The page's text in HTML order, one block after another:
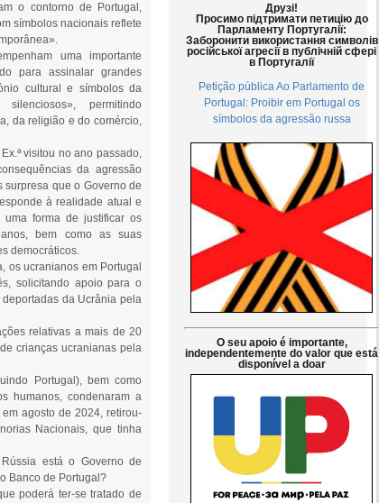
o contorno de Portugal,
símbolos nacionais reflete
uma importante
para assinalar grandes
cultural e símbolos da
permitindo
da religião e do comércio,
visitou no ano passado,
da agressão
que o Governo de
à realidade atual e
forma de justificar os
bem como as suas
democráticos.
os ucranianos em Portugal
solicitando apoio para o
da Ucrânia pela
relativas a mais de 20
crianças ucranianas pela
Portugal), bem como
humanos, condenaram a
agosto de 2024, retirou-
Nacionais, que tinha
está o Governo de
Banco de Portugal?
poderá ter-se tratado de
Друзі!
Просимо підтримати петицію до
Парламенту Португалії:
Заборонити використання символів
російської агресії в публічній сфері
в Португалії
Petição pública Ao Parlamento de
Portugal: Proibir em Portugal os
símbolos da agressão russa
O seu apoio é importante,
independentemente do valor que está
disponível a doar